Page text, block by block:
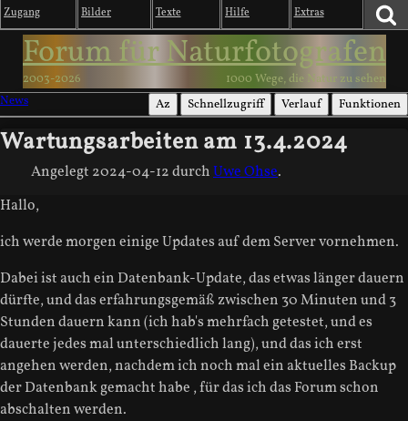
Zugang Bilder Texte Hilfe Extras
Forum für Naturfotografen
2003-2026
1000 Wege, die Natur zu sehen
News
Az Schnellzugriff Verlauf Funktionen
Wartungsarbeiten am 13.4.2024
Angelegt 2024-04-12durchUwe Ohse.
Hallo,
ich werde morgen einige Updates auf dem Server vornehmen.
Dabei ist auch ein Datenbank-Update, das etwas länger dauern
dürfte, und das erfahrungsgemäß zwischen 30 Minuten und 3
Stunden dauern kann (ich hab's mehrfach getestet, und es
dauerte jedes mal unterschiedlich lang), und das ich erst
angehen werden, nachdem ich noch mal ein aktuelles Backup
der Datenbank gemacht habe , für das ich das Forum schon
abschalten werden.